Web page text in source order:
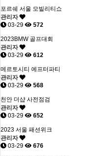
포르쉐 서울 모빌리티쇼
관리자
03-29
572
2023BMW 골프대회
관리자
03-29
612
메르토시티 에프터파티
관리자
03-29
568
천안 더샵 사전점검
관리자
03-29
652
2023 서울 패션위크
관리자
03-29
676